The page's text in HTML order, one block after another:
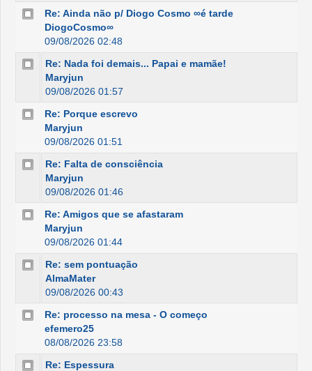
Re: Ainda não p/ Diogo Cosmo ∞é tarde
DiogoCosmo∞
09/08/2026 02:48
Re: Nada foi demais... Papai e mamãe!
Maryjun
09/08/2026 01:57
Re: Porque escrevo
Maryjun
09/08/2026 01:51
Re: Falta de consciência
Maryjun
09/08/2026 01:46
Re: Amigos que se afastaram
Maryjun
09/08/2026 01:44
Re: sem pontuação
AlmaMater
09/08/2026 00:43
Re: processo na mesa - O começo
efemero25
08/08/2026 23:58
Re: Espessura